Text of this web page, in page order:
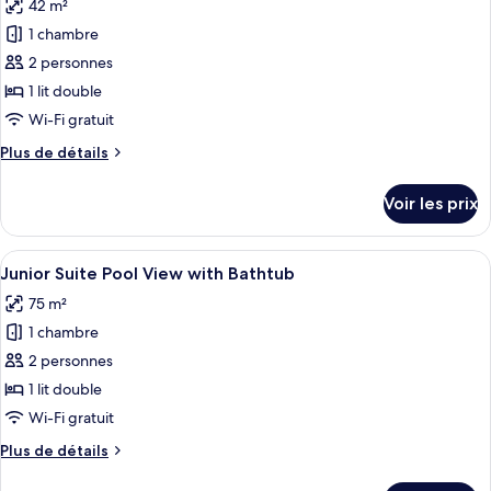
Double
View
with
Bathtub
Double
photos
pour
ce
type
de
chambre :
Premium
with
Bathtub
(Ground
Floor)
42 m²
1 chambre
2 personnes
1 lit double
Wi-Fi gratuit
Plus de détails
Plus
le
type
de
Premium
Suite
with
Bathtub
(Ground
Floor)
Voir les prix
Afficher
toutes
les
photos
pour
ce
type
chambre :
Un balcon avec vue sur la piscine,
9
Junior Suite Pool View with Bathtub
75 m²
1 chambre
2 personnes
1 lit double
Wi-Fi gratuit
Plus de détails
Plus